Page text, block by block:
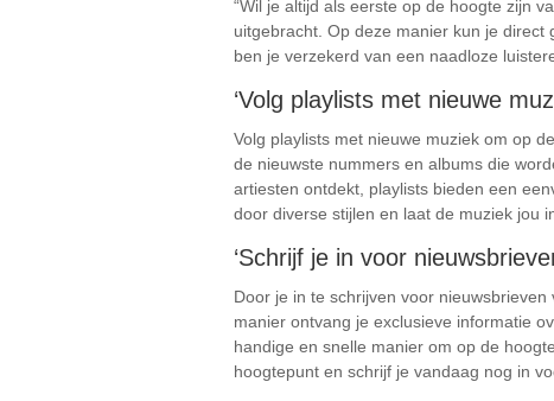
“Wil je altijd als eerste op de hoogte zijn
uitgebracht. Op deze manier kun je direct
ben je verzekerd van een naadloze
‘Volg playlists met nieuwe
Volg playlists met nieuwe muziek om op
de nieuwste nummers en albums die
artiesten ontdekt, playlists bieden een
door diverse stijlen en laat de muziek jou
‘Schrijf je in voor
Door je in te schrijven voor
manier ontvang je exclusieve informatie
handige en snelle manier om op de
hoogtepunt en schrijf je vandaag nog in